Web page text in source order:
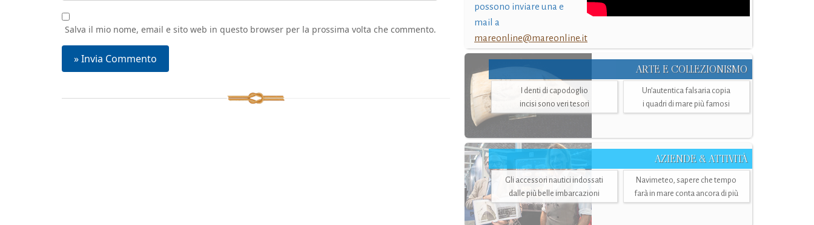
Salva il mio nome, email e sito web in questo browser per la prossima volta che commento.
possono inviare una e
mail a
mareonline@mareonline.it
ARTE E COLLEZIONISMO
I denti di capodoglio
incisi sono veri tesori
Un’autentica falsaria copia
i quadri di mare più famosi
AZIENDE & ATTIVITÀ
Gli accessori nautici indossati
dalle più belle imbarcazioni
Navimeteo, sapere che tempo
farà in mare conta ancora di più